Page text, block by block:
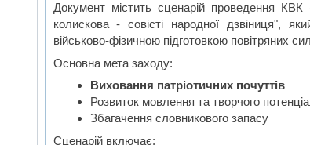
Документ містить сценарій проведення
колискова - совісті народної дзвіниця",
військово-фізичною підготовкою повітряних
Основна мета заходу:
Виховання патріотичних почуттів
Розвиток мовлення та творчого
Збагачення словникового запасу
Сценарій включає: